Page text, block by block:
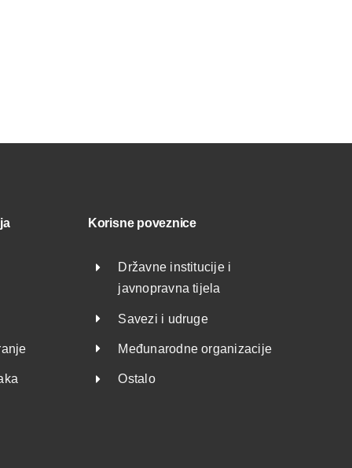
Korisne poveznice
Državne institucije i
javnopravna tijela
Savezi i udruge
Međunarodne organizacije
Ostalo